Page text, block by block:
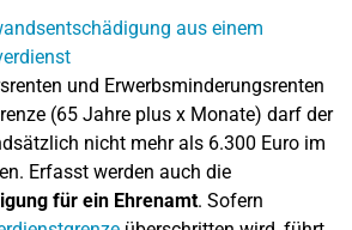
und Erwerbsminderungsrenten
(65 Jahre plus x Monate) darf der
nicht mehr als 6.300 Euro im
Erfasst werden auch die
für ein Ehrenamt. Sofern